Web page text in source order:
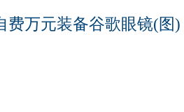
费万元装备谷歌眼镜(图)